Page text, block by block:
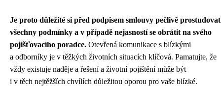
Je proto důležité si před podpisem smlouvy pečlivě prostudovat
všechny podmínky a v případě nejasností se obrátit na svého
pojišťovacího poradce. Otevřená komunikace s blízkými
a odborníky je v těžkých životních situacích klíčová. Pamatujte, že
vždy existuje naděje a řešení a životní pojištění může být
i v těch nejtěžších chvílích důležitou oporou pro vaše blízké.